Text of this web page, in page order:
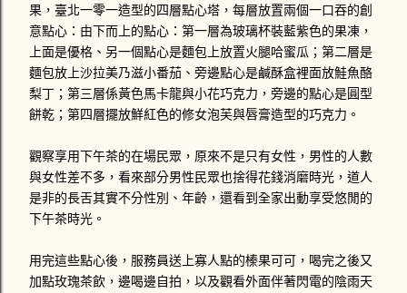
果，臺北一零一造型的四層點心塔，每層放置兩個一口吞的創
意點心：由下而上的點心：第一層為玻璃杯裝藍紫色的果凍，
上面是優格、另一個點心是麵包上放置火腿哈蜜瓜；第二層是
麵包放上沙拉美乃滋小番茄、旁邊點心是鹹酥盒裡面放鮭魚酪
梨丁；第三層係黃色馬卡龍與小花巧克力，旁邊的點心是圓型
餅乾；第四層擺放鮮紅色的修女泡芙與唇膏造型的巧克力。
觀察享用下午茶的在場民眾，原來不是只有女性，男性的人數
與女性差不多，看來部分男性民眾也捨得花錢消磨時光，道人
是非的長舌其實不分性別、年齡，還看到全家出動享受悠閒的
下午茶時光。
用完這些點心後，服務員送上寡人點的榛果可可，喝完之後又
加點玫瑰茶飲，邊喝邊自拍，以及觀看外面伴著閃電的陰雨天